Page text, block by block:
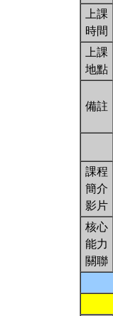
上課
時間
上課
地點
備註
課程
簡介
影片
核心
能力
關聯